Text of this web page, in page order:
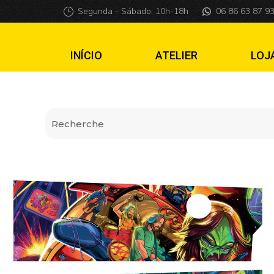
Apron Wall Foo
Segunda - Sábado: 10h-18h 06 86 63 87 93
INÍCIO ATELIER